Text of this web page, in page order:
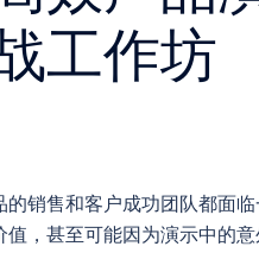
工作坊
的销售和客户成功团队都面
，甚至可能因为演示中的